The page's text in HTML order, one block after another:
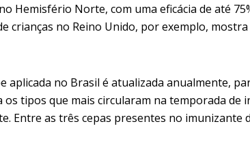
Hemisfério Norte, com uma eficácia de até
crianças no Reino Unido, por exemplo,
aplicada no Brasil é atualizada anualmente,
tipos que mais circularam na temporada de
Entre as três cepas presentes no imunizante